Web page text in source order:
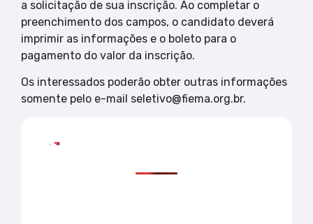
a solicitação de sua inscrição. Ao completar o
preenchimento dos campos, o candidato deverá
imprimir as informações e o boleto para o
pagamento do valor da inscrição.
Os interessados poderão obter outras informações
somente pelo e-mail seletivo@fiema.org.br.